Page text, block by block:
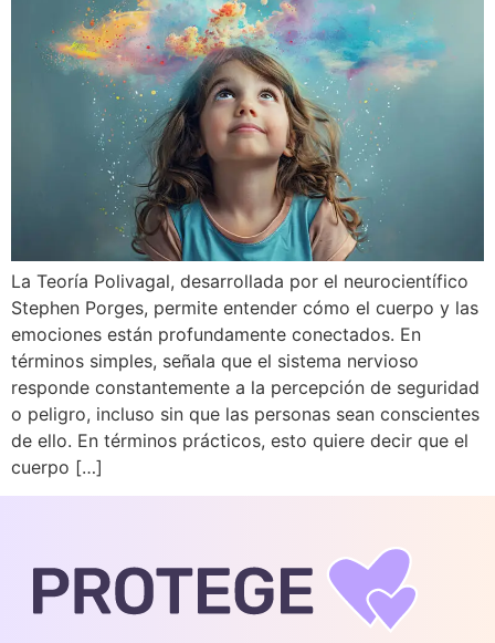
La Teoría Polivagal, desarrollada por el neurocientífico
Stephen Porges, permite entender cómo el cuerpo y las
emociones están profundamente conectados. En
términos simples, señala que el sistema nervioso
responde constantemente a la percepción de seguridad
o peligro, incluso sin que las personas sean conscientes
de ello. En términos prácticos, esto quiere decir que el
cuerpo […]